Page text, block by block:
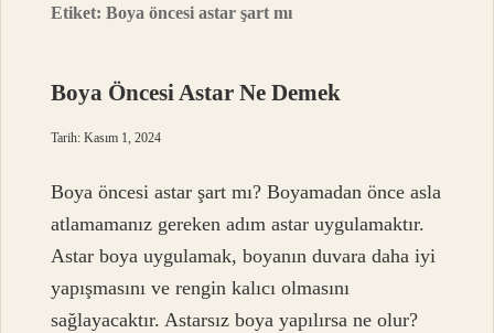
Etiket:Boya öncesi astar şart mı
Boya Öncesi Astar Ne Demek
Tarih: Kasım 1, 2024
Boya öncesi astar şart mı? Boyamadan önce asla
atlamamanız gereken adım astar uygulamaktır.
Astar boya uygulamak, boyanın duvara daha iyi
yapışmasını ve rengin kalıcı olmasını
sağlayacaktır. Astarsız boya yapılırsa ne olur?